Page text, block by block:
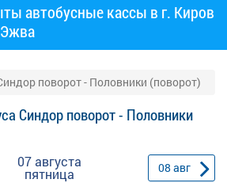
автобусные кассы в г. Киров
поворот - Половники (поворот)
Синдор поворот - Половники
07 августа
пятница 08 авг